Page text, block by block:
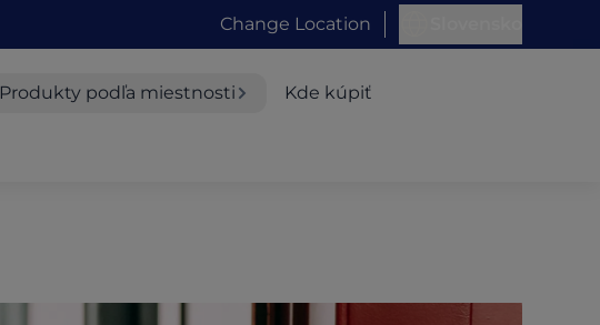
Change Location
Produkty podľa miestnosti Kde kúpiť